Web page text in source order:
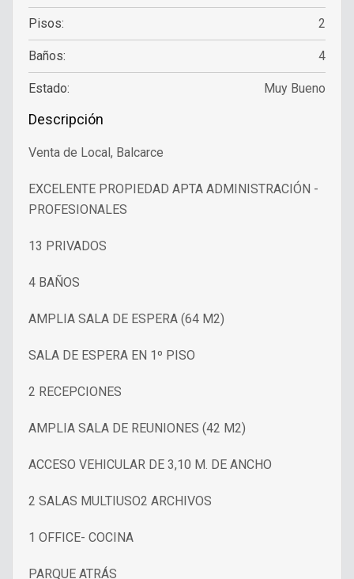
Pisos: 2
Baños: 4
Estado: Muy Bueno
Descripción
Venta de Local, Balcarce
EXCELENTE PROPIEDAD APTA ADMINISTRACIÓN -
PROFESIONALES
13 PRIVADOS
4 BAÑOS
AMPLIA SALA DE ESPERA (64 M2)
SALA DE ESPERA EN 1º PISO
2 RECEPCIONES
AMPLIA SALA DE REUNIONES (42 M2)
ACCESO VEHICULAR DE 3,10 M. DE ANCHO
2 SALAS MULTIUSO2 ARCHIVOS
1 OFFICE- COCINA
PARQUE ATRÁS